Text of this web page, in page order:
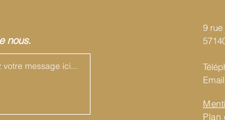
nous.
9
Plan